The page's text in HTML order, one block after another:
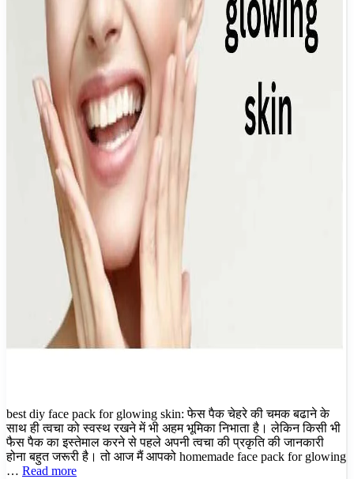
best diy face pack for glowing skin: फेस पैक चेहरे की चमक बढाने के
साथ ही त्वचा को स्वस्थ रखने में भी अहम भूमिका निभाता है। लेकिन किसी भी
फैस पैक का इस्तेमाल करने से पहले अपनी त्वचा की प्रकृति की जानकारी
होना बहुत जरूरी है। तो आज मैं आपको homemade face pack for glowing
… Read more